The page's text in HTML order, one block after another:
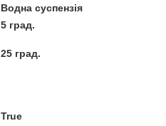
Водна суспензія
5 град.
25 град.
True